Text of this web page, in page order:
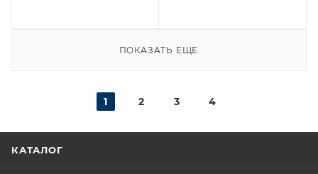
ПОКАЗАТЬ ЕЩЕ
1 2 3 4
КАТАЛОГ